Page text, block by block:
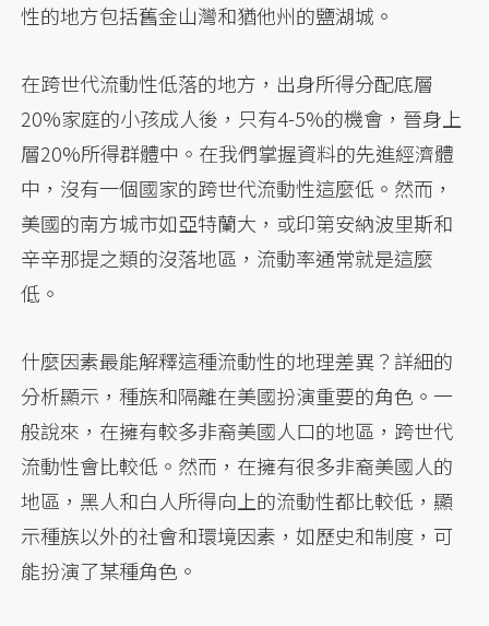
性的地方包括舊金山灣和猶他州的鹽湖城。
在跨世代流動性低落的地方，出身所得分配底層
20%家庭的小孩成人後，只有4-5%的機會，晉身上
層20%所得群體中。在我們掌握資料的先進經濟體
中，沒有一個國家的跨世代流動性這麼低。然而，
美國的南方城市如亞特蘭大，或印第安納波里斯和
辛辛那提之類的沒落地區，流動率通常就是這麼
低。
什麼因素最能解釋這種流動性的地理差異？詳細的
分析顯示，種族和隔離在美國扮演重要的角色。一
般說來，在擁有較多非裔美國人口的地區，跨世代
流動性會比較低。然而，在擁有很多非裔美國人的
地區，黑人和白人所得向上的流動性都比較低，顯
示種族以外的社會和環境因素，如歷史和制度，可
能扮演了某種角色。